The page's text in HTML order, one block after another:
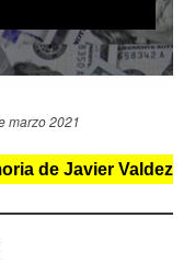
marzo 2021
de Javier Valdez